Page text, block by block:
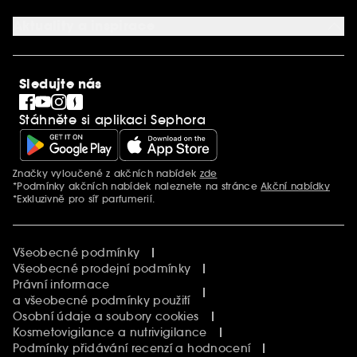
Nastavení souborů cookie
Kariéra
SEPHORiA
Blog Sephora
Singles´ Day
Black Friday
Cyber Monday
Vánoce
Sledujte nás
Stáhněte si aplikaci Sephora
Další informace
Značky vyloučené z akčních nabídek zde
*Podmínky akčních nabídek naleznete na stránceAkční nabídky
*Exkluzivně pro síť parfumerií.
Všeobecné podmínky
Všeobecné prodejní podmínky
Právní informace
a všeobecné podmínky použití
Osobní údaje a soubory cookies
Kosmetovigilance a nutrivigilance
Podmínky přidávání recenzí a hodnocení